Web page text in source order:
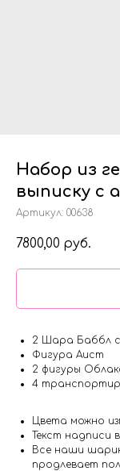
Набор из
выписку с
Артикул: 00638
7800,00 руб.
2 Шара Баббл с
Фигура Аист
2 фигуры
4
Цвета можно
Текст надписи
Все наши
продлевает